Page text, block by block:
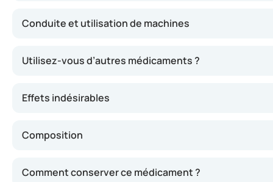
Conduite et utilisation de machines
Utilisez-vous d’autres médicaments ?
Effets indésirables
Composition
Comment conserver ce médicament ?